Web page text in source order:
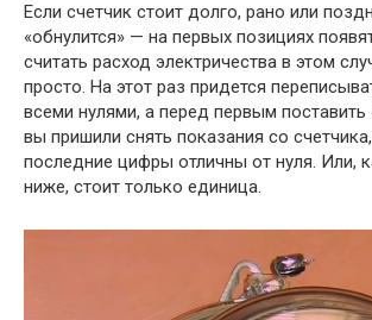
Если счетчик стоит долго, рано или
«обнулится» — на первых позициях
считать расход электричества в этом
просто. На этот раз придется
всеми нулями, а перед первым поставить
вы пришили снять показания со
последние цифры отличны от нуля. Или,
ниже, стоит только единица.